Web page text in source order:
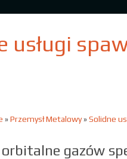
usługi
»Przemysł Metalowy»Solidne
gazów